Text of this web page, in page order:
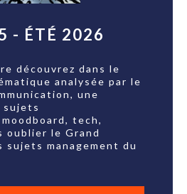
- ÉTÉ 2026
découvrez dans le
analysée par le
une
sujets
tech,
oublier le Grand
management du